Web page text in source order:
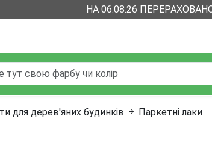
НА 06.08.26
для дерев'яних будинків Паркетні лаки